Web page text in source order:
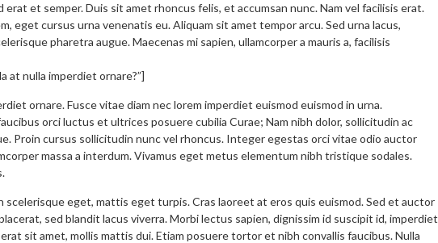
erat et semper. Duis sit amet rhoncus felis, et accumsan nunc. Nam vel facilisis erat.
eget cursus urna venenatis eu. Aliquam sit amet tempor arcu. Sed urna lacus,
pharetra augue. Maecenas mi sapien, ullamcorper a mauris a, facilisis
at nulla imperdiet ornare?”]
ornare. Fusce vitae diam nec lorem imperdiet euismod euismod in urna.
orci luctus et ultrices posuere cubilia Curae; Nam nibh dolor, sollicitudin ac
Proin cursus sollicitudin nunc vel rhoncus. Integer egestas orci vitae odio auctor
massa a interdum. Vivamus eget metus elementum nibh tristique sodales.
scelerisque eget, mattis eget turpis. Cras laoreet at eros quis euismod. Sed et auctor
sed blandit lacus viverra. Morbi lectus sapien, dignissim id suscipit id, imperdiet
sit amet, mollis mattis dui. Etiam posuere tortor et nibh convallis faucibus. Nulla